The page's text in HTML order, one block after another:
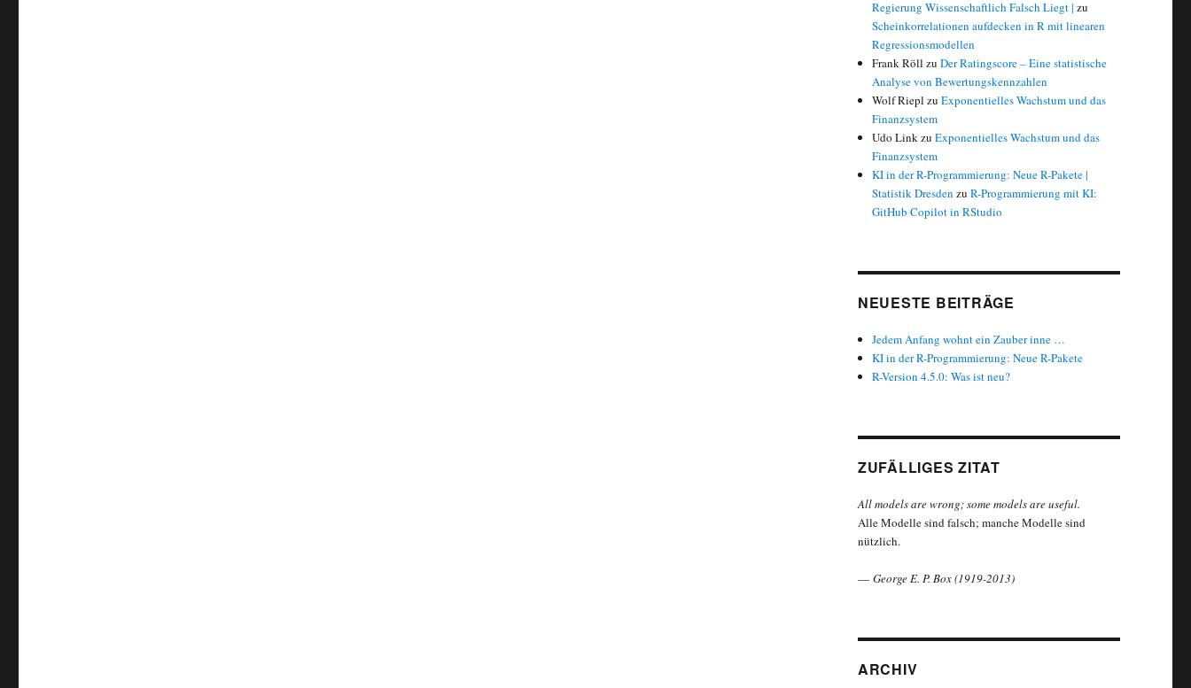
Regierung Wissenschaftlich Falsch Liegt | zu
Scheinkorrelationen aufdecken in R mit linearen
Regressionsmodellen
Frank Röll zuDer Ratingscore – Eine statistische
Analyse von Bewertungskennzahlen
Wolf Riepl zuExponentielles Wachstum und das
Finanzsystem
Udo LinkzuExponentielles Wachstum und das
Finanzsystem
KI in der R-Programmierung: Neue R-Pakete |
Statistik Dresden zuR-Programmierung mit KI:
GitHub Copilot in RStudio
NEUESTE BEITRÄGE
Jedem Anfang wohnt ein Zauber inne …
KI in der R-Programmierung: Neue R-Pakete
R-Version 4.5.0: Was ist neu?
ZUFÄLLIGES ZITAT
All models are wrong; some models are useful.
Alle Modelle sind falsch; manche Modelle sind
nützlich.
— George E. P. Box (1919-2013)
ARCHIV